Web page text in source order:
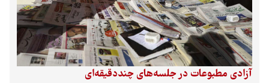
آزادی مطبوعات در جلسه‌های چنددقیقه‌ای